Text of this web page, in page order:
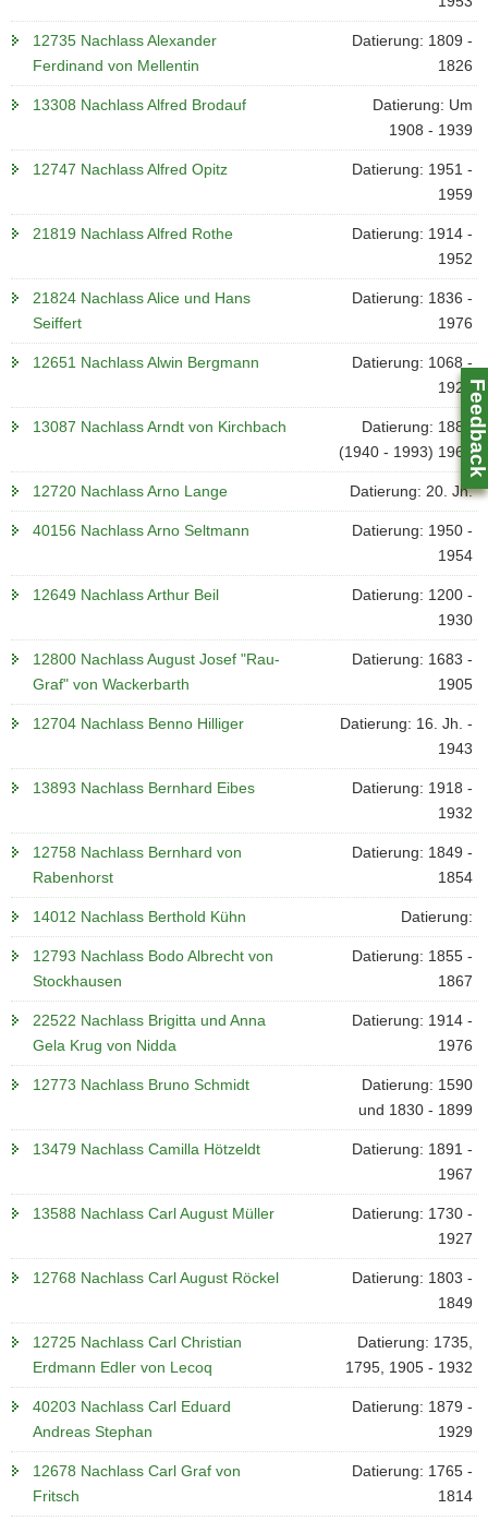
12735 Nachlass Alexander
Ferdinand von Mellentin
Datierung: 1809 -
1826
13308 Nachlass Alfred Brodauf
Datierung: Um
1908 - 1939
12747 Nachlass Alfred Opitz
Datierung: 1951 -
1959
21819 Nachlass Alfred Rothe
Datierung: 1914 -
1952
21824 Nachlass Alice und Hans
Seiffert
Datierung: 1836 -
1976
12651 Nachlass Alwin Bergmann
Datierung: 1068 -
1925
13087 Nachlass Arndt von Kirchbach
Datierung: 1885
(1940 - 1993) 1963
12720 Nachlass Arno Lange Datierung: 20. Jh.
40156 Nachlass Arno Seltmann
Datierung: 1950 -
1954
12649 Nachlass Arthur Beil
Datierung: 1200 -
1930
12800 Nachlass August Josef "Rau-
Graf" von Wackerbarth
Datierung: 1683 -
1905
12704 Nachlass Benno Hilliger
Datierung: 16. Jh. -
1943
13893 Nachlass Bernhard Eibes
Datierung: 1918 -
1932
12758 Nachlass Bernhard von
Rabenhorst
Datierung: 1849 -
1854
14012 Nachlass Berthold Kühn Datierung:
12793 Nachlass Bodo Albrecht von
Stockhausen
Datierung: 1855 -
1867
22522 Nachlass Brigitta und Anna
Gela Krug von Nidda
Datierung: 1914 -
1976
12773 Nachlass Bruno Schmidt
Datierung: 1590
und 1830 - 1899
13479 Nachlass Camilla Hötzeldt
Datierung: 1891 -
1967
13588 Nachlass Carl August Müller
Datierung: 1730 -
1927
12768 Nachlass Carl August Röckel
Datierung: 1803 -
1849
12725 Nachlass Carl Christian
Erdmann Edler von Lecoq
Datierung: 1735,
1795, 1905 - 1932
40203 Nachlass Carl Eduard
Andreas Stephan
Datierung: 1879 -
1929
12678 Nachlass Carl Graf von
Fritsch
Datierung: 1765 -
1814
Feedback